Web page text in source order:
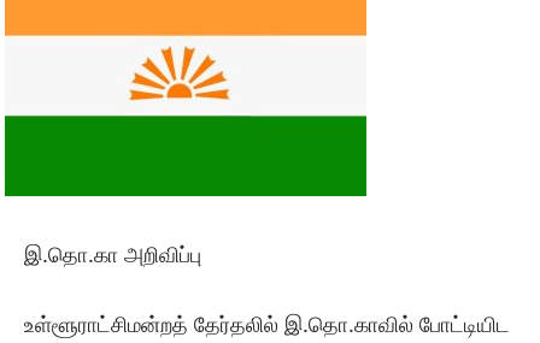
இ.தொ.கா அறிவிப்பு
உள்ளூராட்சிமன்றத் தேர்தலில் இ.தொ.காவில் போட்டியிட